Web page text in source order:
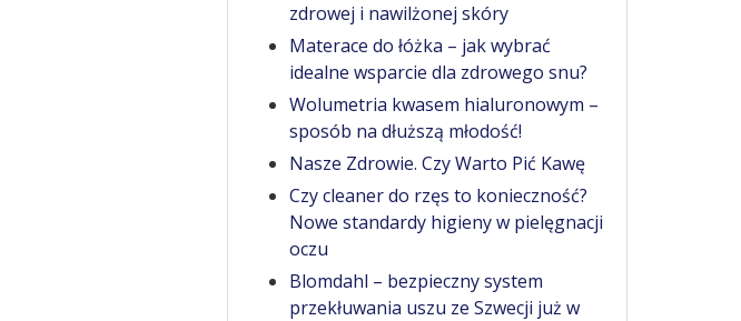
zdrowej i nawilżonej skóry
Materace do łóżka – jak wybrać
idealne wsparcie dla zdrowego snu?
Wolumetria kwasem hialuronowym –
sposób na dłuższą młodość!
Nasze Zdrowie. Czy Warto Pić Kawę
Czy cleaner do rzęs to konieczność?
Nowe standardy higieny w pielęgnacji
oczu
Blomdahl – bezpieczny system
przekłuwania uszu ze Szwecji już w